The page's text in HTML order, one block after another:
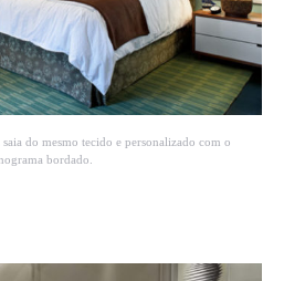
do mesmo tecido e personalizado com o
bordado.